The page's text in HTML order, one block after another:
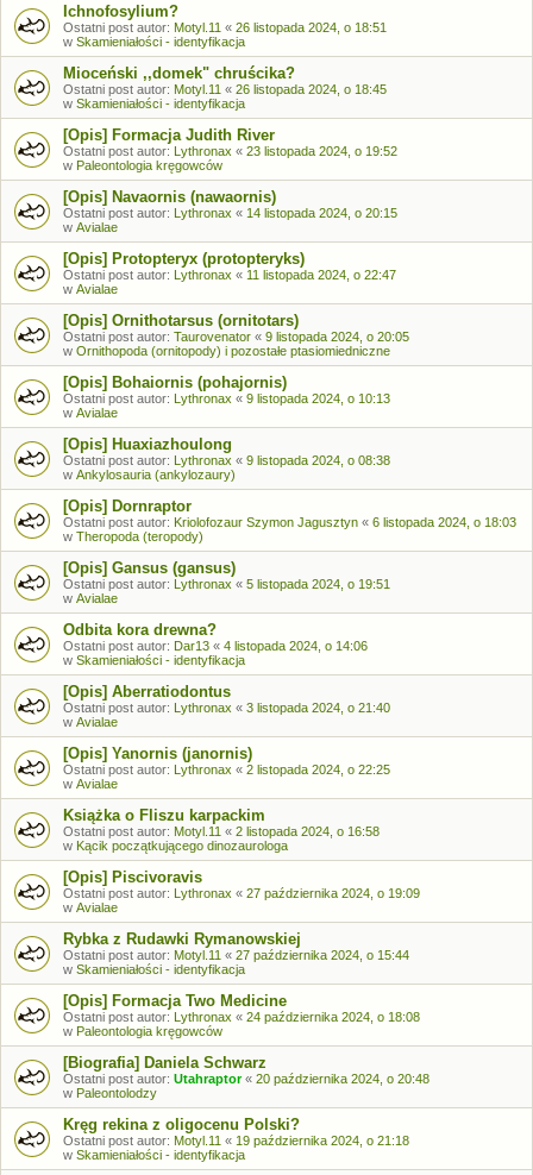
Ichnofosylium?
Ostatni post autor: Motyl.11 « 26 listopada 2024, o 18:51
w Skamieniałości - identyfikacja
Mioceński ,,domek" chruścika?
Ostatni post autor: Motyl.11 « 26 listopada 2024, o 18:45
w Skamieniałości - identyfikacja
[Opis] Formacja Judith River
Ostatni post autor: Lythronax « 23 listopada 2024, o 19:52
w Paleontologia kręgowców
[Opis] Navaornis (nawaornis)
Ostatni post autor: Lythronax « 14 listopada 2024, o 20:15
w Avialae
[Opis] Protopteryx (protopteryks)
Ostatni post autor: Lythronax « 11 listopada 2024, o 22:47
w Avialae
[Opis] Ornithotarsus (ornitotars)
Ostatni post autor: Taurovenator « 9 listopada 2024, o 20:05
w Ornithopoda (ornitopody) i pozostałe ptasiomiedniczne
[Opis] Bohaiornis (pohajornis)
Ostatni post autor: Lythronax « 9 listopada 2024, o 10:13
w Avialae
[Opis] Huaxiazhoulong
Ostatni post autor: Lythronax « 9 listopada 2024, o 08:38
w Ankylosauria (ankylozaury)
[Opis] Dornraptor
Ostatni post autor: Kriolofozaur Szymon Jagusztyn « 6 listopada 2024, o 18:03
w Theropoda (teropody)
[Opis] Gansus (gansus)
Ostatni post autor: Lythronax « 5 listopada 2024, o 19:51
w Avialae
Odbita kora drewna?
Ostatni post autor: Dar13 « 4 listopada 2024, o 14:06
w Skamieniałości - identyfikacja
[Opis] Aberratiodontus
Ostatni post autor: Lythronax « 3 listopada 2024, o 21:40
w Avialae
[Opis] Yanornis (janornis)
Ostatni post autor: Lythronax « 2 listopada 2024, o 22:25
w Avialae
Książka o Fliszu karpackim
Ostatni post autor: Motyl.11 « 2 listopada 2024, o 16:58
w Kącik początkującego dinozaurologa
[Opis] Piscivoravis
Ostatni post autor: Lythronax « 27 października 2024, o 19:09
w Avialae
Rybka z Rudawki Rymanowskiej
Ostatni post autor: Motyl.11 « 27 października 2024, o 15:44
w Skamieniałości - identyfikacja
[Opis] Formacja Two Medicine
Ostatni post autor: Lythronax « 24 października 2024, o 18:08
w Paleontologia kręgowców
[Biografia] Daniela Schwarz
Ostatni post autor: Utahraptor« 20 października 2024, o 20:48
w Paleontolodzy
Kręg rekina z oligocenu Polski?
Ostatni post autor: Motyl.11 « 19 października 2024, o 21:18
w Skamieniałości - identyfikacja